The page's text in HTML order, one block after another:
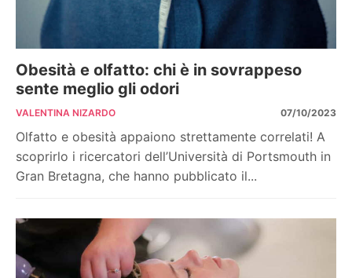
Obesità e olfatto: chi è in sovrappeso
sente meglio gli odori
VALENTINA NIZARDO 07/10/2023
Olfatto e obesità appaiono strettamente correlati! A
scoprirlo i ricercatori dell’Università di Portsmouth in
Gran Bretagna, che hanno pubblicato il...